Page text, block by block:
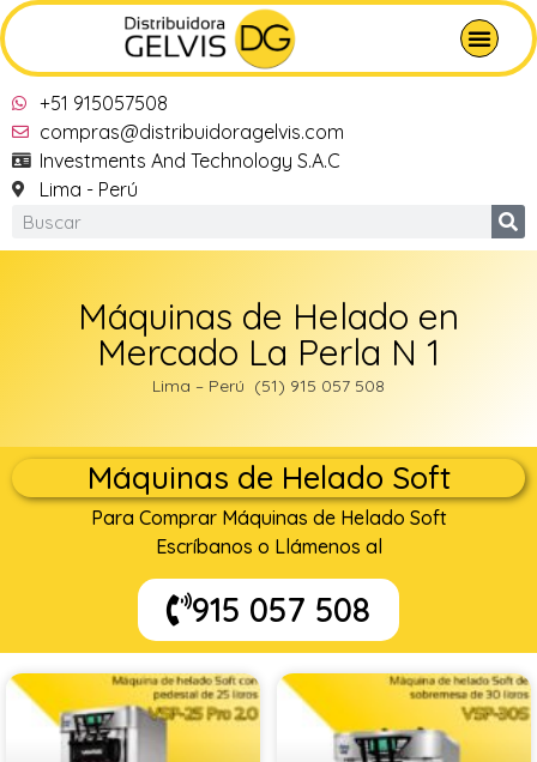
+51 915057508
compras@distribuidoragelvis.com
Investments And Technology S.A.C
Lima - Perú
Máquinas de Helado en
Mercado La Perla N 1
Lima – Perú (51) 915 057 508
Máquinas de Helado Soft
Para Comprar Máquinas de Helado Soft
Escríbanos o Llámenos al
915 057 508